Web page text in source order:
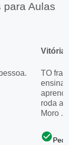
para Aulas
Vitória
TO
roda a
Moro ...